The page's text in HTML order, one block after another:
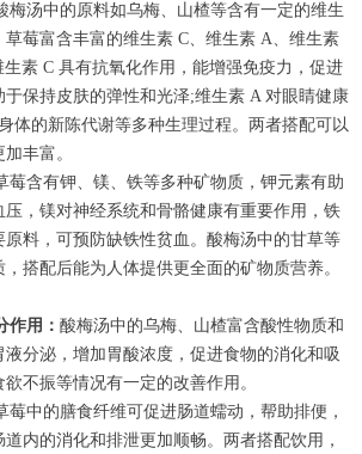
梅汤中的原料如乌梅、山楂等含有一定的维生
莓富含丰富的维生素 C、维生素 A、维生素
素 C 具有抗氧化作用，能增强免疫力，促进
于保持皮肤的弹性和光泽;维生素 A 对眼睛健康
体的新陈代谢等多种生理过程。两者搭配可以
丰富。
莓含有钾、镁、铁等多种矿物质，钾元素有助
，镁对神经系统和骨骼健康有重要作用，铁
料，可预防缺铁性贫血。酸梅汤中的甘草等
搭配后能为人体提供更全面的矿物质营养。
作用： 酸梅汤中的乌梅、山楂富含酸性物质和
分泌，增加胃酸浓度，促进食物的消化和吸
不振等情况有一定的改善作用。
莓中的膳食纤维可促进肠道蠕动，帮助排便，
内的消化和排泄更加顺畅。两者搭配饮用，